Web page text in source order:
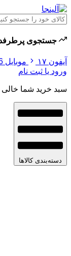
جستجوی
آیفون ۱۷ موبایل a56
ورود یا ثبت نام
سبد خرید شما
دسته‌بندی کالاها